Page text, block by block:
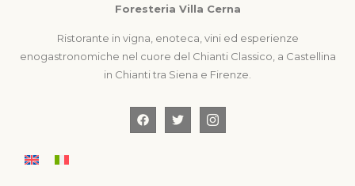
Foresteria Villa Cerna
Ristorante in vigna, enoteca, vini ed esperienze
enogastronomiche nel cuore del Chianti Classico, a Castellina
in Chianti tra Siena e Firenze.